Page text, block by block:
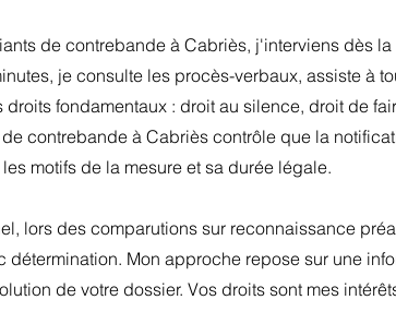
de contrebande à Cabriès, j'interviens dès
je consulte les procès-verbaux, assiste à
fondamentaux : droit au silence, droit de
contrebande à Cabriès contrôle que la
motifs de la mesure et sa durée légale.
lors des comparutions sur reconnaissance
Mon approche repose sur une
de votre dossier. Vos droits sont mes